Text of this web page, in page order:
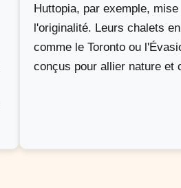
Huttopia, par exemple,
l'originalité. Leurs chalets
comme le Toronto ou
conçus pour allier nature et